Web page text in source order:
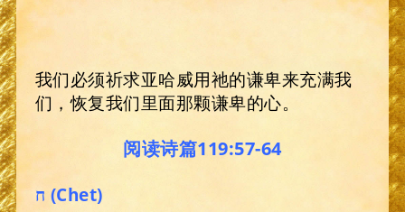
我们必须祈求亚哈威用祂的谦卑来充满我
们，恢复我们里面那颗谦卑的心。
阅读诗篇119:57-64
ח (Chet)